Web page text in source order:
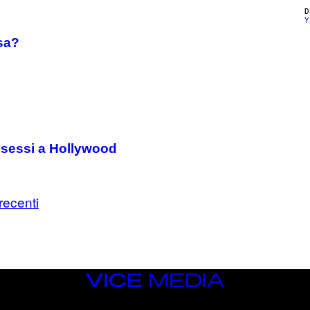
a Hollywood
VICE
MEDIA